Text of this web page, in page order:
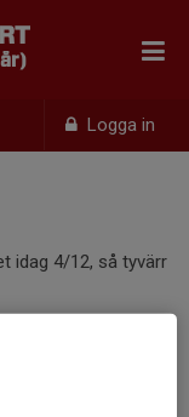
Logga in
idag 4/12, så tyvärr